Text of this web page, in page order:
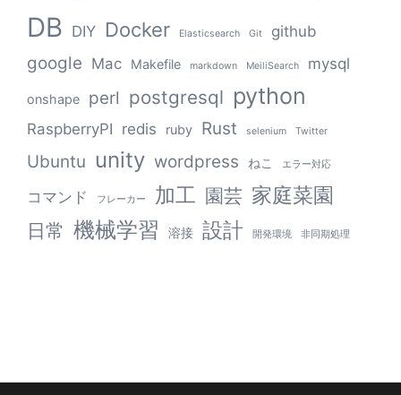
DB DIY Docker Elasticsearch Git github
google Mac Makefile markdown MeiliSearch mysql
onshape perl postgresql python
RaspberryPI redis ruby Rust selenium Twitter
Ubuntu unity wordpress ねこ エラー対応
コマンド フレーカー 加工 園芸 家庭菜園
日常 機械学習 溶接 設計 開発環境 非同期処理